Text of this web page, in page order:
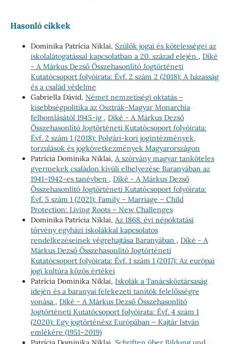
Hasonló cikkek
Dominika Patrícia Niklai, Szülők jogai és kötelességei az
iskolalátogatással kapcsolatban a 20. század elején , Díké
- A Márkus Dezső Összehasonlító Jogtörténeti
Kutatócsoport folyóirata: Évf. 2 szám 2 (2018): A házasság
és a család védelme
Gabriella Dávid, Német nemzetiségi oktatás –
kisebbségpolitika az Osztrák-Magyar Monarchia
felbomlásától 1945-ig , Díké - A Márkus Dezső
Összehasonlító Jogtörténeti Kutatócsoport folyóirata:
Évf. 2 szám 1 (2018): Polgári-kori jogintézmények,
torzulások és jogkövetkezmények Magyarországon
Patrícia Dominika Niklai, A szórvány magyar tanköteles
gyermekek családon kívüli elhelyezése Baranyában az
1941–1942-es tanévben , Díké - A Márkus Dezső
Összehasonlító Jogtörténeti Kutatócsoport folyóirata:
Évf. 5 szám 1 (2021): Family – Marriage – Child
Protection: Living Roots – New Challenges
Dominika Patrícia Niklai, Az 1868. évi népoktatási
törvény egyházi iskolákkal kapcsolatos
rendelkezéseinek végrehajtása Baranyában , Díké - A
Márkus Dezső Összehasonlító Jogtörténeti
Kutatócsoport folyóirata: Évf. 1 szám 1 (2017): Az európai
jogi kultúra közös értékei
Patrícia Dominika Niklai, Iskolák a Tanácsköztársaság
idején és a baranyai felekezeti tanítók felelősségre
vonása , Díké - A Márkus Dezső Összehasonlító
Jogtörténeti Kutatócsoport folyóirata: Évf. 4 szám 1
(2020): Egy jogtörténész Európában – Kajtár István
emlékére (1951–2019)